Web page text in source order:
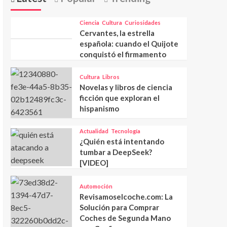
Ciencia Cultura Curiosidades
Cervantes, la estrella
española: cuando el Quijote
conquistó el firmamento
Cultura Libros
Novelas y libros de ciencia
ficción que exploran el
hispanismo
Actualidad Tecnología
¿Quién está intentando
tumbar a DeepSeek?
[VIDEO]
Automoción
Revisamoselcoche.com: La
Solución para Comprar
Coches de Segunda Mano